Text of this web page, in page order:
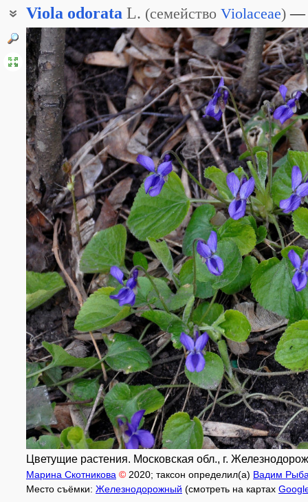
Viola odorata L. (семейство Violaceae)
Цветущие растения. Московская обл., г.
Марина Скотникова © 2020; таксон определил(а) Вадим
Место съёмки: Железнодорожный (смотреть на картах